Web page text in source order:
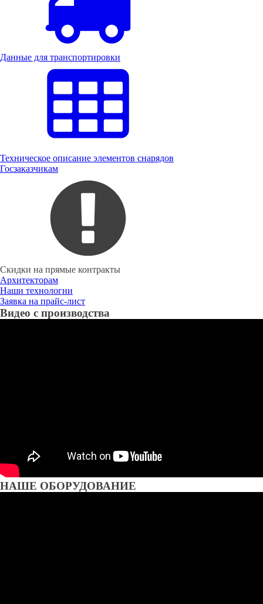
Данные для транспортировки
Техническое описание элементов снарядов
Госзаказчикам
Скидки на прямые контракты
Архитекторам
Наши технологии
Заявка на прайс-лист
Видео с производства
НАШЕ ОБОРУДОВАНИЕ